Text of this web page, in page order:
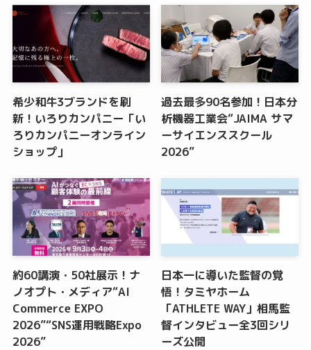
希少和牛3ブランドを刷
新！いろりカンパニー「い
ろりカンパニーオンライン
ショップ」
過去最多90名参加！日本分
析機器工業会“JAIMA サマ
ーサイエンススクール
2026”
約60講演・50社展示！ナ
ノオプト・メディア“AI
Commerce EXPO
2026”“SNS運用戦略Expo
2026”
日本一に導いた監督の覚
悟！タミヤホーム
「ATHLETE WAY」相馬監
督インタビュー全3回シリ
ーズ公開